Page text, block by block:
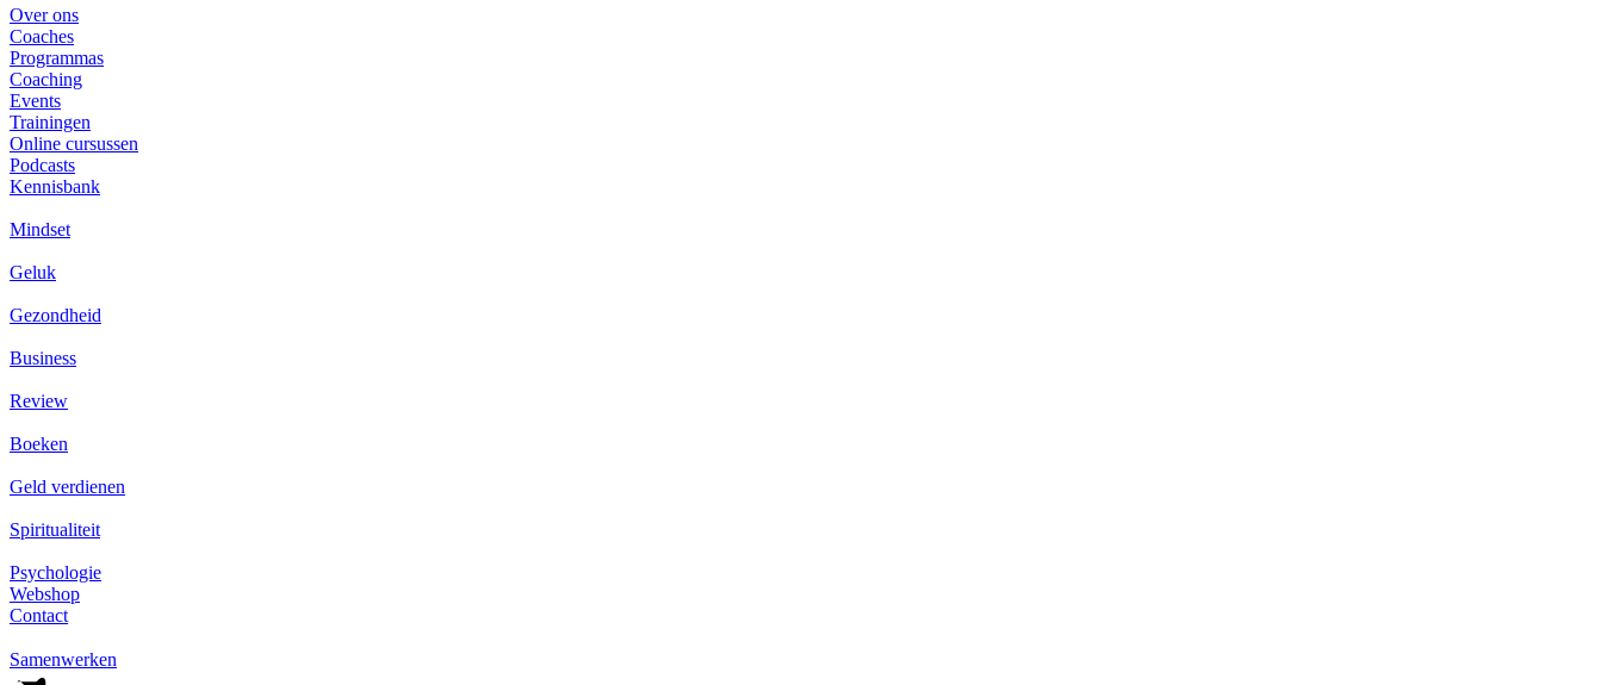
Over ons
Coaches
Programmas
Coaching
Events
Trainingen
Online cursussen
Podcasts
Kennisbank
Mindset
Geluk
Gezondheid
Business
Review
Boeken
Geld verdienen
Spiritualiteit
Psychologie
Webshop
Contact
Samenwerken